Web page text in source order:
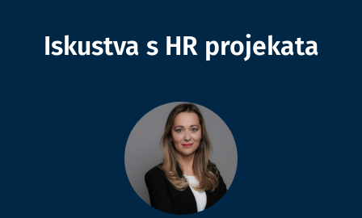
Iskustva s HR projekata